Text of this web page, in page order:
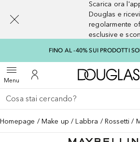
Scarica ora
Douglas e ricevi
regolarmente
esclusive e
FINO AL -40% SUI PRODOTTI
MenuApri menuAl Mio Account
Torna indietro
Esegui ricerca
Homepage Make up Labbra Rossetti
[navigation.slideout.screenreader]